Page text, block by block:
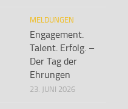
MELDUNGEN
Engagement.
Talent. Erfolg. –
Der Tag der
Ehrungen
23. JUNI 2026